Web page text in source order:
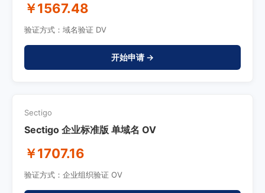
￥1567.48
验证方式：域名验证 DV
开始申请 →
Sectigo
Sectigo 企业标准版 单域名 OV
￥1707.16
验证方式：企业组织验证 OV